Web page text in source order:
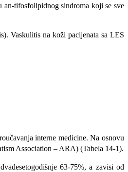
an-tifosfolipidnog sindroma koji se sve
Vaskulitis na koži pacijenata sa LES
interne medicine. Na osnovu
Association – ARA) (Tabela 14-1).
63-75%, a zavisi od